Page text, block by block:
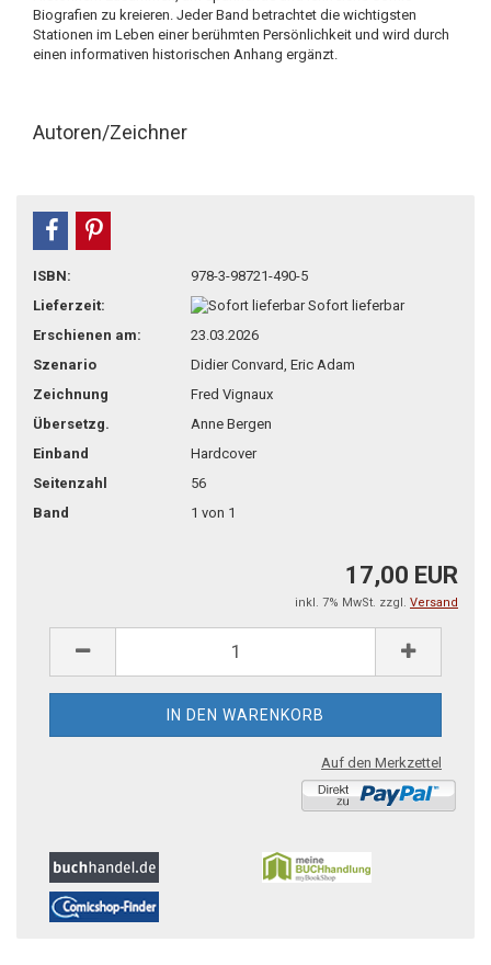
Biografien zu kreieren. Jeder Band betrachtet die wichtigsten
Stationen im Leben einer berühmten Persönlichkeit und wird durch
einen informativen historischen Anhang ergänzt.
Autoren/Zeichner
teilen
ISBN:
978-3-98721-490-5
Lieferzeit:
Sofort lieferbar
Erschienen am:
23.03.2026
Szenario
Didier Convard, Eric Adam
Zeichnung
Fred Vignaux
Übersetzg.
Anne Bergen
Einband
Hardcover
Seitenzahl
56
Band
1 von 1
17,00 EUR
inkl. 7% MwSt. zzgl. Versand
Auf den Merkzettel